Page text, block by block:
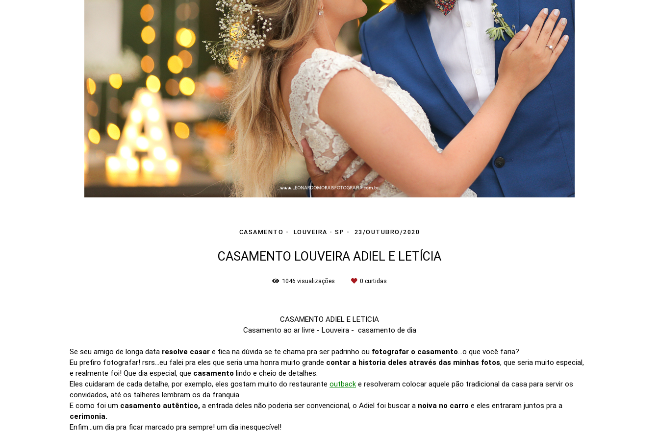
CASAMENTO LOUVEIRA - SP 23/OUTUBRO/2020
CASAMENTO LOUVEIRA ADIEL E LETÍCIA
1046 visualizações 0 curtidas
CASAMENTO ADIEL E LETICIA
Casamento ao ar livre - Louveira - casamento de dia
Se seu amigo de longa data resolve casar e fica na dúvida se te chama pra ser padrinho ou fotografar o casamento...o que você faria?
Eu prefiro fotografar! rsrs...eu falei pra eles que seria uma honra muito grande contar a historia deles através das minhas fotos, que seria muito especial,
e realmente foi! Que dia especial, que casamento lindo e cheio de detalhes.
Eles cuidaram de cada detalhe, por exemplo, eles gostam muito do restaurante outback e resolveram colocar aquele pão tradicional da casa para servir os
convidados, até os talheres lembram os da franquia.
E como foi um casamento autêntico, a entrada deles não poderia ser convencional, o Adiel foi buscar a noiva no carro e eles entraram juntos pra a
cerimonia.
Enfim...um dia pra ficar marcado pra sempre! um dia inesquecível!